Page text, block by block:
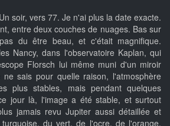
Un soir, vers 77. Je n'ai plus la date exacte.
entre deux couches de nuages. Bas sur
du être beau, et c'était magnifique.
Nancy, dans l'observatoire Kaplan, qui
Florsch lui même muni d'un miroir
sais pour quelle raison, l'atmosphère
plus stables, mais pendant quelques
jour là, l'image a été stable, et surtout
jamais revu Jupiter aussi détaillée et
du vert, de l'ocre, de l'orange,